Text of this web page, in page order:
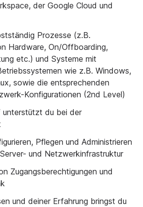
der Google Cloud und
Prozesse (z.B.
Hardware, On/Offboarding,
etc.) und Systeme mit
wie z.B. Windows,
sowie die entsprechenden
Konfigurationen (2nd Level)
unterstützt du bei der
Pflegen und Administrieren
und Netzwerkinfrastruktur
Zugangsberechtigungen und
und deiner Erfahrung bringst du